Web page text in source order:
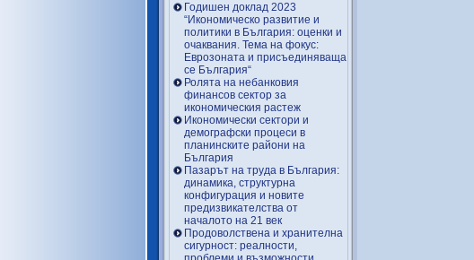
Годишен доклад 2023
“Икономическо развитие и
политики в България: оценки и
очаквания. Тема на фокус:
Еврозоната и присъединяваща
се България“
Ролята на небанковия
финансов сектор за
икономическия растеж
Икономически сектори и
демографски процеси в
планинските райони на
България
Пазарът на труда в България:
динамика, структурна
конфигурация и новите
предизвикателства от
началото на 21 век
Продоволствена и хранителна
сигурност: реалности,